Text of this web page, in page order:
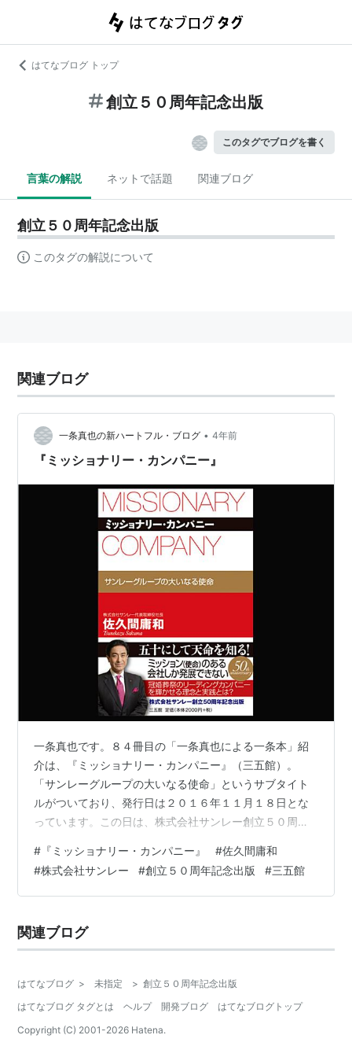
はてなブログ トップ
創立５０周年記念出版
このタグでブログを書く
言葉の解説 ネットで話題 関連ブログ
創立５０周年記念出版
このタグの解説について
関連ブログ
一条真也の新ハートフル・ブログ • 4年前
『ミッショナリー・カンパニー』
一条真也です。８４冊目の「一条真也による一条本」紹
介は、『ミッショナリー・カンパニー』（三五館）。
「サンレーグループの大いなる使命」というサブタイト
ルがついており、発行日は２０１６年１１月１８日とな
っています。この日は、株式会社サンレー創立５０周年
館） 本書の著者名ですが、「一条真也」ではなく、「佐
久間庸和」となっています。これまで、ペンネームでは
多くの著書を上梓してきました。しかし、本名、そし
ました 本名で本を出すのは、創立４０周年記念出版の
『ハートフル・カンパニー』、創立４５周年記念出版
# 『ミッショナリー・カンパニー』 #佐久間庸和
#株式会社サンレー #創立５０周年記念出版 #三五館
関連ブログ
はてなブログ > 未指定 > 創立５０周年記念出版
はてなブログ タグとは
ヘルプ 開発ブログ
はてなブログトップ
Copyright (C) 2001-2026 Hatena.